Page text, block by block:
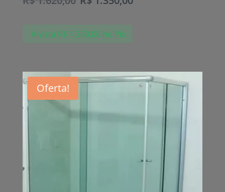
À vista R$ 1.350,00 no Pix
Oferta!